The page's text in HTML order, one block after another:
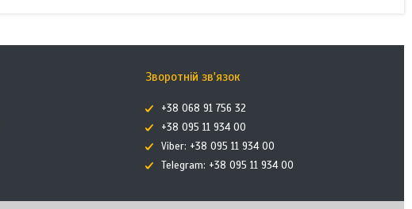
Зворотній зв'язок
+38 068 91 756 32
+38 095 11 934 00
Viber: +38 095 11 934 00
Telegram: +38 095 11 934 00